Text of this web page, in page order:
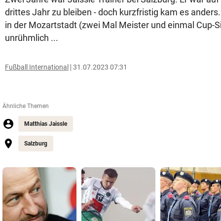
drittes Jahr zu bleiben - doch kurzfristig kam es
in der Mozartstadt (zwei Mal Meister und einmal Cup-
unrühmlich ...
Fußball International 31.07.2023 07:31
Ähnliche Themen
Matthias Jaissle
Salzburg